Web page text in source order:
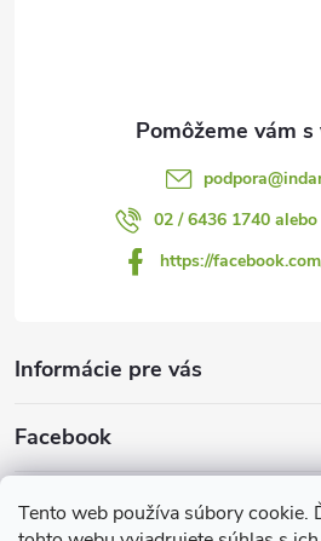
Tento web používa súbory cookie.
podpora@
02 / 6436 1740
https://
Informácie pre vás
Facebook
Prijímame online platby